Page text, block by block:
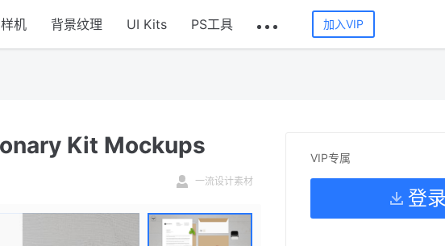
样机 背景纹理 UI Kits PS工具 加入VIP
Kit Mockups
一流设计素材
VIP专属
登